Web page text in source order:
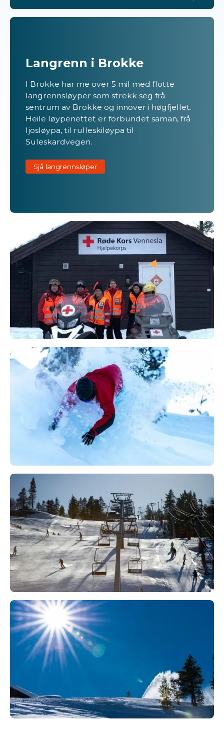
Langrenn i Brokke
I Brokke har me over 5 mil med flotte
langrennsløyper som strekk seg frå
sentrum av Brokke og innover i høgfjellet.
Heile løypenettet er forbundet saman, frå
ljosløypa, til rulleskiløypa til
Suleskardvegen.
Sjå langrennsløper
Røde Kors
T: 481 20 418
Legevakt
116 117
T:400 07 676